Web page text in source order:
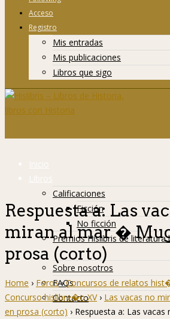
Acceso
Registro
Mis entradas
Mis publicaciones
Libros que sigo
Inicio
Libros
Calificaciones
Ficción
No ficción
Premios Hislibris de literatura
Info
Sobre nosotros
FAQs
Contacto
Hislibreños
Respuesta a: Las
miran al mar �
prosa (corto)
Home › Foros › Concursos de relatos
Concurso hislibre�o XV › Las vacas no
en prosa (corto) › Respuesta a: Las